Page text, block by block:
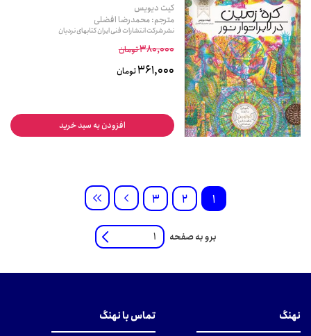
کیت دیویس
مترجم: محمدرضا افضلی
نشر شرکت انتشارات فنی ایران کتابهای نردبان
380,000تومان
361,000تومان
افزودن به سبد خرید
1
2
3
برو به صفحه
نهنگ تماس با نهنگ